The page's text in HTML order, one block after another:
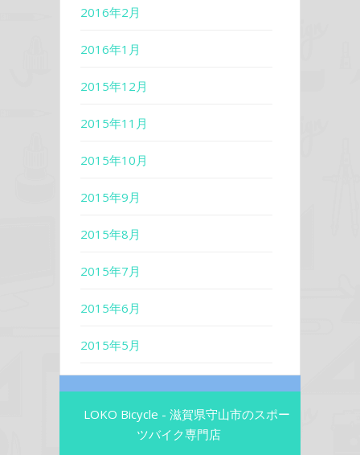
2016年2月
2016年1月
2015年12月
2015年11月
2015年10月
2015年9月
2015年8月
2015年7月
2015年6月
2015年5月
LOKO Bicycle - 滋賀県守山市のスポー
ツバイク専門店